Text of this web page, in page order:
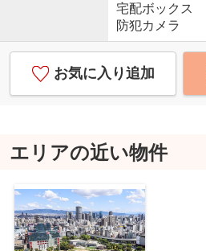
宅配ボックス
防犯カメラ
お気に入り追加
エリアの近い物件